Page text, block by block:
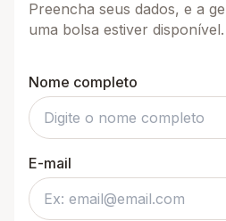
Preencha seus dados, e a
uma bolsa estiver disponível.
Nome completo
E-mail